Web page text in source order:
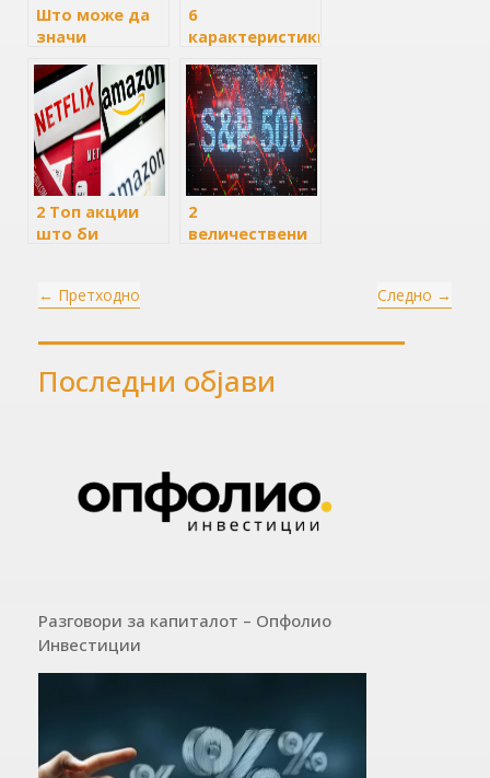
Што може да
значи
на Трамп за
доларот и
берзата
6
карактеристики
инвестициските
фондови
2 Топ акции
што би
крајот на 2024
2
величествени
ги засекогаш
← Претходно Следно →
Последни објави
Разговори за капиталот – Опфолио
Инвестиции